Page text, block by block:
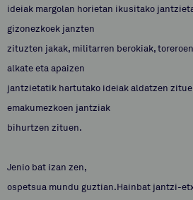
ideiak margolan horietan ikusitako
gizonezkoek janzten
zituzten jakak, militarren berokiak,
alkate eta apaizen
jantzietatik hartutako ideiak aldatzen
emakumezkoen jantziak
bihurtzen zituen.
Jenio bat izan zen,
ospetsua mundu guztian.Hainbat jantzi-